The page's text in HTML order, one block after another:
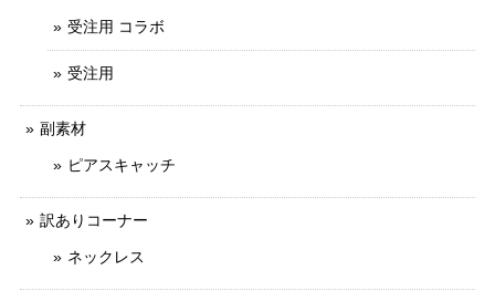
受注用 コラボ
受注用
副素材
ピアスキャッチ
訳ありコーナー
ネックレス